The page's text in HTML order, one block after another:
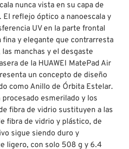
nunca vista en su capa de
El reflejo óptico a nanoescala y
UV en la parte frontal
y elegante que contrarresta
manchas y el desgaste
de la HUAWEI MatePad Air
un concepto de diseño
como Anillo de Órbita Estelar.
esmerilado y los
fibra de vidrio sustituyen a las
fibra de vidrio y plástico, de
sigue siendo duro y
ligero, con solo 508 g y 6.4